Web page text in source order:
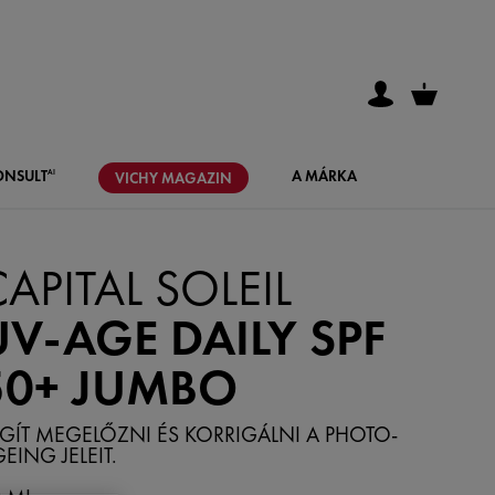
AI VICHYMAGAZIN A MÁRKA
SOLEIL
AGE DAILY SPF
JUMBO
MEGELŐZNI ÉS KORRIGÁLNI A PHOTO-
JELEIT.